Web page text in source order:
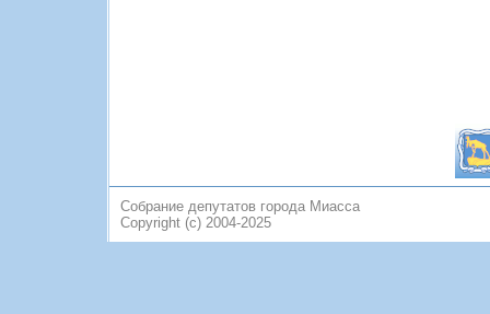
Собрание депутатов города Миасса
Copyright (c) 2004-2025